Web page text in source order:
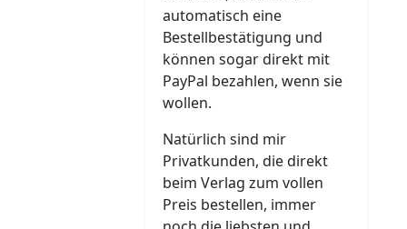
automatisch eine
Bestellbestätigung und
können sogar direkt mit
PayPal bezahlen, wenn sie
wollen.
Natürlich sind mir
Privatkunden, die direkt
beim Verlag zum vollen
Preis bestellen, immer